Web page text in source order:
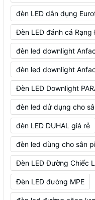
đèn LED dân dụng
Đèn LED đánh cá Rạng
đèn led downlight
đèn led downlight
Đèn LED Downlight
đèn led dử dụng cho
đèn LED DUHAL giá rẻ
đèn led dùng cho sân
Đèn LED Đường Chiếc
Đèn LED đường MPE